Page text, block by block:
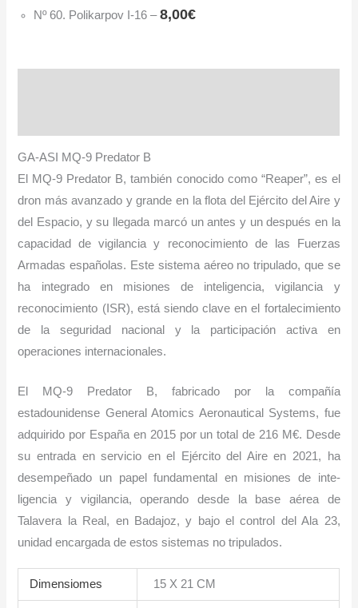
Nº 60. Polikarpov I-16–8,00€
GA-ASI MQ-9 Predator B
El MQ-9 Predator B, también conocido como “Reaper”, es el
dron más avanzado y grande en la flota del Ejército del Aire y
del Espacio, y su llegada marcó un antes y un después en la
capacidad de vigilancia y reconocimiento de las Fuerzas
Armadas españolas. Este sistema aéreo no tripula­do, que se
ha integrado en misiones de inteligencia, vigilancia y
reconocimiento (ISR), está siendo clave en el fortalecimien­to
de la seguridad nacional y la participa­ción activa en
operaciones internacionales.
El MQ-9 Predator B, fabricado por la com­pañía
estadounidense General Atomics Aeronautical Systems, fue
adquirido por España en 2015 por un total de 216 M€. Desde
su entrada en servicio en el Ejército del Aire en 2021, ha
desempeñado un papel fundamental en misiones de inte­
ligencia y vigilancia, operando desde la base aérea de
Talavera la Real, en Badajoz, y bajo el control del Ala 23,
unidad encar­gada de estos sistemas no tripulados.
Dimensiomes 15 X 21 CM